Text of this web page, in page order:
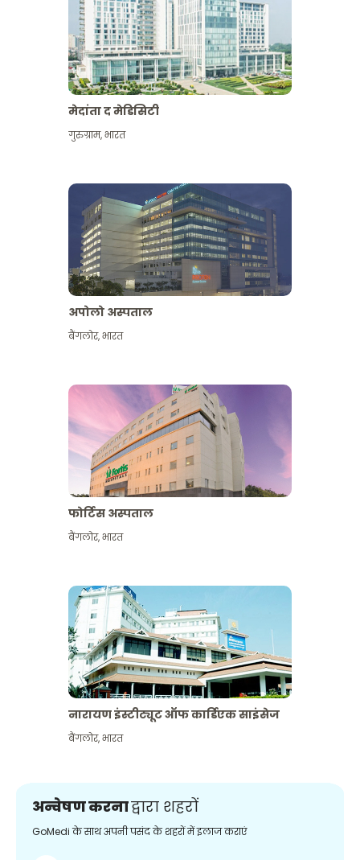
मेदांता द मेडिसिटी
गुरुग्राम,भारत
अपोलो अस्पताल
बैंगलोर,भारत
फोर्टिस अस्पताल
बैंगलोर,भारत
नारायण इंस्टीट्यूट ऑफ कार्डिएक साइंसेज
बैंगलोर,भारत
अन्वेषण करनाद्वारा शहरों
GoMedi के साथ अपनी पसंद के शहरों में इलाज कराएं